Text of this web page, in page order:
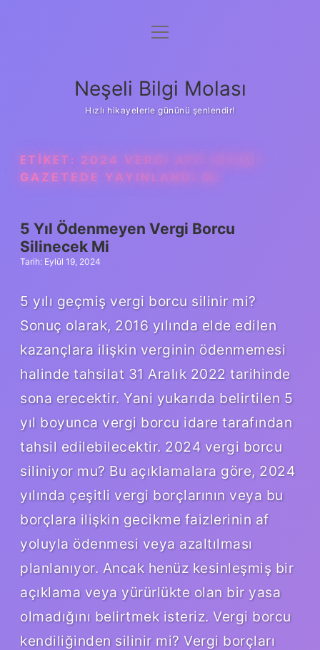
Anasayfa
Yasal Uyarı
menüyü
Neşeli Bilgi Molası
Hızlı hikayelerle gününü şenlendir!
ETIKET: 2024 VERGI AFFI RESMI
GAZETEDE YAYINLANDI MI
5 Yıl Ödenmeyen Vergi Borcu
Silinecek Mi
Tarih: Eylül 19, 2024
5 yılı geçmiş vergi borcu silinir mi?
Sonuç olarak, 2016 yılında elde edilen
kazançlara ilişkin verginin ödenmemesi
halinde tahsilat 31 Aralık 2022 tarihinde
sona erecektir. Yani yukarıda belirtilen 5
yıl boyunca vergi borcu idare tarafından
tahsil edilebilecektir. 2024 vergi borcu
siliniyor mu? Bu açıklamalara göre, 2024
yılında çeşitli vergi borçlarının veya bu
borçlara ilişkin gecikme faizlerinin af
yoluyla ödenmesi veya azaltılması
planlanıyor. Ancak henüz kesinleşmiş bir
açıklama veya yürürlükte olan bir yasa
olmadığını belirtmek isteriz. Vergi borcu
kendiliğinden silinir mi? Vergi borçları